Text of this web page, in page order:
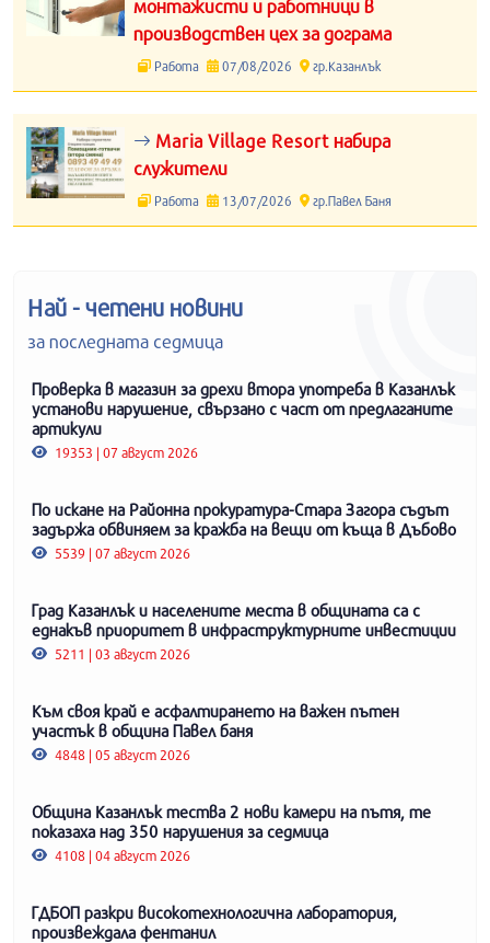
монтажисти и работници в
производствен цех за дограма
Работа 07/08/2026 гр.Казанлък
Maria Village Resort набира
служители
Работа 13/07/2026 гр.Павел Баня
Най - четени новини
за последната седмица
Проверка в магазин за дрехи втора употреба в Казанлък
установи нарушение, свързано с част от предлаганите
артикули
19353 | 07 август 2026
По искане на Районна прокуратура-Стара Загора съдът
задържа обвиняем за кражба на вещи от къща в Дъбово
5539 | 07 август 2026
Град Казанлък и населените места в общината са с
еднакъв приоритет в инфраструктурните инвестиции
5211 | 03 август 2026
Към своя край е асфалтирането на важен пътен
участък в община Павел баня
4848 | 05 август 2026
Община Казанлък тества 2 нови камери на пътя, те
показаха над 350 нарушения за седмица
4108 | 04 август 2026
ГДБОП разкри високотехнологична лаборатория,
произвеждала фентанил